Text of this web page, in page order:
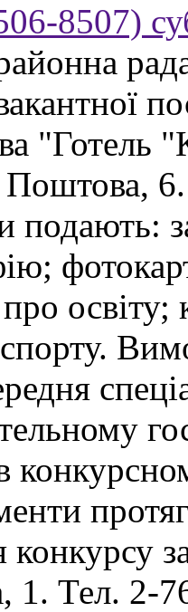
8507)
"Готель
6.
подають:
конкурсу
1. Тел. 2-